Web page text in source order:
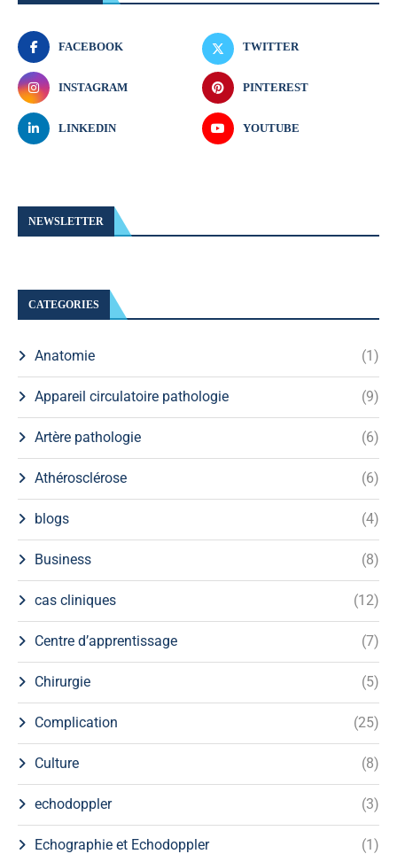
FACEBOOK TWITTER
INSTAGRAM PINTEREST
LINKEDIN YOUTUBE
NEWSLETTER
CATEGORIES
Anatomie (1)
Appareil circulatoire pathologie (9)
Artère pathologie (6)
Athérosclérose (6)
blogs (4)
Business (8)
cas cliniques (12)
Centre d’apprentissage (7)
Chirurgie (5)
Complication (25)
Culture (8)
echodoppler (3)
Echographie et Echodoppler (1)